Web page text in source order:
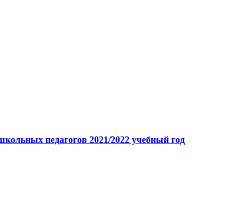
педагогов 2021/2022 учебный год